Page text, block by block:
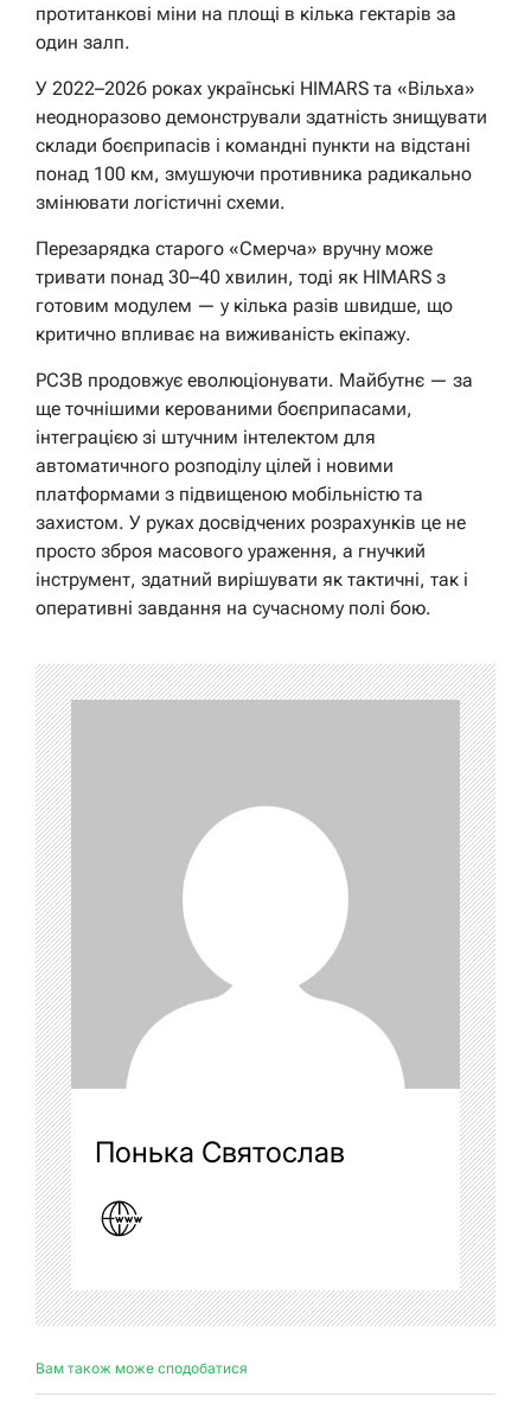
протитанкові міни на площі в кілька гектарів за
один залп.
У 2022–2026 роках українські HIMARS та «Вільха»
неодноразово демонстрували здатність знищувати
склади боєприпасів і командні пункти на відстані
понад 100 км, змушуючи противника радикально
змінювати логістичні схеми.
Перезарядка старого «Смерча» вручну може
тривати понад 30–40 хвилин, тоді як HIMARS з
готовим модулем — у кілька разів швидше, що
критично впливає на виживаність екіпажу.
РСЗВ продовжує еволюціонувати. Майбутнє — за
ще точнішими керованими боєприпасами,
інтеграцією зі штучним інтелектом для
автоматичного розподілу цілей і новими
платформами з підвищеною мобільністю та
захистом. У руках досвідчених розрахунків це не
просто зброя масового ураження, а гнучкий
інструмент, здатний вирішувати як тактичні, так і
оперативні завдання на сучасному полі бою.
Понька Святослав
Вам також може сподобатися